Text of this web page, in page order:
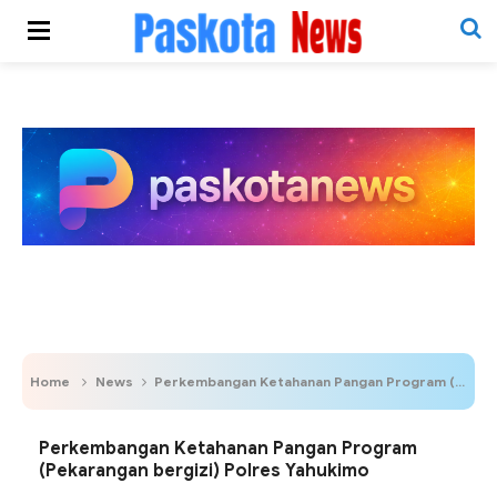
Home News Perkembangan Ketahanan Pangan Program (Pekarangan bergizi) Polres Yahukimo
Perkembangan Ketahanan Pangan Program
(Pekarangan bergizi) Polres Yahukimo